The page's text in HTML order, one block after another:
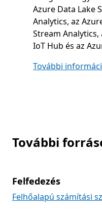
Azure Data Lake
Analytics, az
Stream Analytics,
IoT Hub és az
További
További
Felfedezés
Felhőalapú számítási